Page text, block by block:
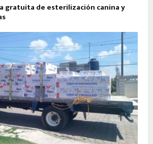
gratuita de esterilización canina y